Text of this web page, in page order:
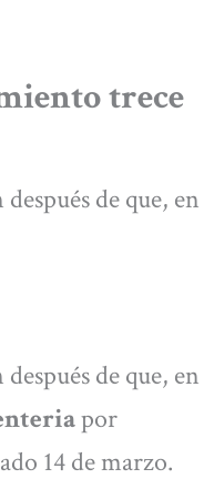
trece
de que, en
de que, en
por
14 de marzo.